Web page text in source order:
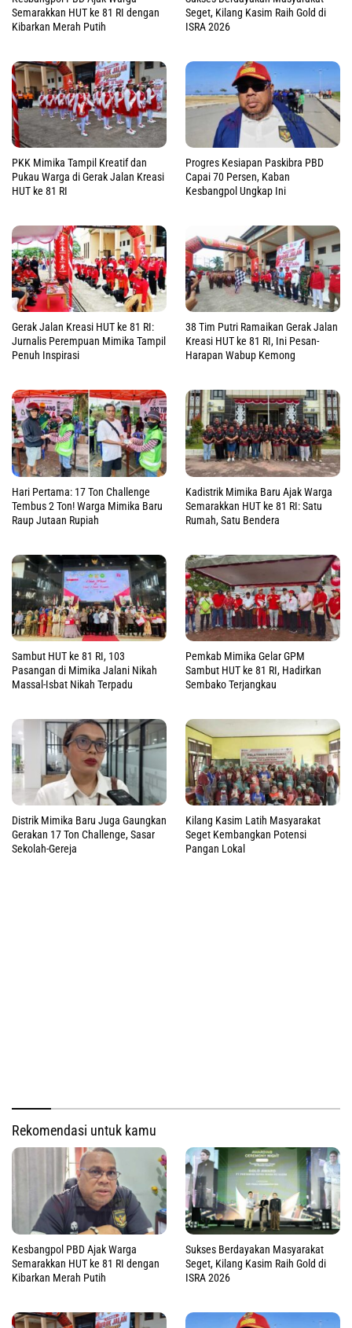
Semarakkan HUT ke 81 RI dengan
Kibarkan Merah Putih
Seget, Kilang Kasim Raih Gold di
ISRA 2026
PKK Mimika Tampil Kreatif dan
Pukau Warga di Gerak Jalan Kreasi
HUT ke 81 RI
Progres Kesiapan Paskibra PBD
Capai 70 Persen, Kaban
Kesbangpol Ungkap Ini
Gerak Jalan Kreasi HUT ke 81 RI:
Jurnalis Perempuan Mimika Tampil
Penuh Inspirasi
38 Tim Putri Ramaikan Gerak Jalan
Kreasi HUT ke 81 RI, Ini Pesan-
Harapan Wabup Kemong
Hari Pertama: 17 Ton Challenge
Tembus 2 Ton! Warga Mimika Baru
Raup Jutaan Rupiah
Kadistrik Mimika Baru Ajak Warga
Semarakkan HUT ke 81 RI: Satu
Rumah, Satu Bendera
Sambut HUT ke 81 RI, 103
Pasangan di Mimika Jalani Nikah
Massal-Isbat Nikah Terpadu
Pemkab Mimika Gelar GPM
Sambut HUT ke 81 RI, Hadirkan
Sembako Terjangkau
Distrik Mimika Baru Juga Gaungkan
Gerakan 17 Ton Challenge, Sasar
Sekolah-Gereja
Kilang Kasim Latih Masyarakat
Seget Kembangkan Potensi
Pangan Lokal
Rekomendasi untuk kamu
Kesbangpol PBD Ajak Warga
Semarakkan HUT ke 81 RI dengan
Kibarkan Merah Putih
Sukses Berdayakan Masyarakat
Seget, Kilang Kasim Raih Gold di
ISRA 2026